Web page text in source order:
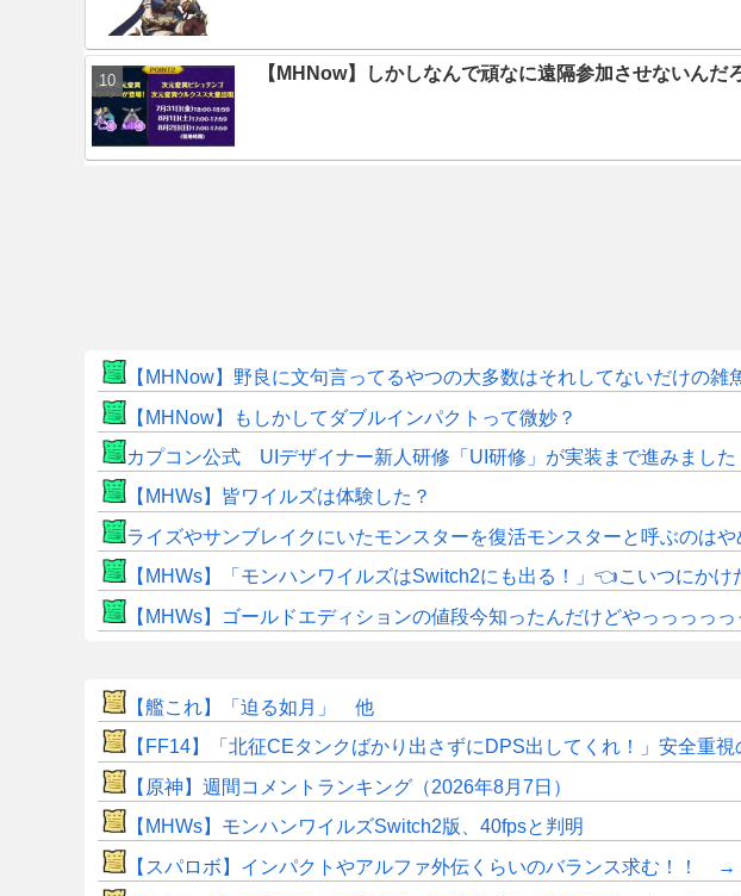
【MHNow】しかしなんで頑なに遠隔参加させないんだ
【MHNow】野良に文句言ってるやつの大多数はそれしてないだけの雑
【MHNow】もしかしてダブルインパクトって微妙？
カプコン公式 UIデザイナー新人研修「UI研修」が実装まで進みました
【MHWs】皆ワイルズは体験した？
ライズやサンブレイクにいたモンスターを復活モンスターと呼ぶのはや
【MHWs】「モンハンワイルズはSwitch2にも出る！」👈こいつにかけ
【MHWs】ゴールドエディションの値段今知ったんだけどやっっっっ
【艦これ】「迫る如月」 他
【FF14】「北征CEタンクばかり出さずにDPS出してくれ！」安全重
【原神】週間コメントランキング（2026年8月7日）
【MHWs】モンハンワイルズSwitch2版、40fpsと判明
【スパロボ】インパクトやアルファ外伝くらいのバランス求む！！